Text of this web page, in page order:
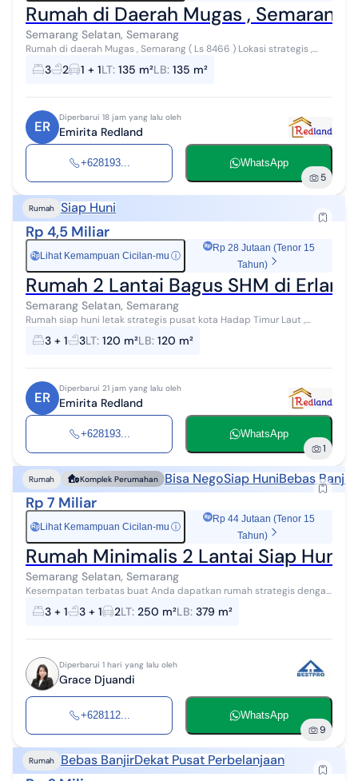
Rumah di Daerah Mugas , Semarang
Semarang Selatan, Semarang
Rumah di daerah Mugas , Semarang ( Ls 8466 ) Lokasi strategis ,
Hadap Selatan Dekat fasilitas umum lainnya spt RS , Mall ,
Universitas dll Rumah di...
3 2 1 + 1LT: 135 m²LB: 135 m²
ER
Diperbarui 18 jam yang lalu oleh
Emirita Redland
+628193... WhatsApp
5
Rumah Siap Huni
Rp 4,5 Miliar
RpLihat Kemampuan Cicilan-mu ⓘ
Rp 28 Jutaan (Tenor 15
Tahun)
Rumah 2 Lantai Bagus SHM di
Semarang Selatan, Semarang
Rumah siap huni letak strategis pusat kota Hadap Timur Laut ,
available 3 unit 2 lantai Carpot , Artetis , 2200W, ada taman
belakang
3 + 1 3LT: 120 m²LB: 120 m²
ER
Diperbarui 21 jam yang lalu oleh
Emirita Redland
+628193... WhatsApp
1
Rumah Komplek Perumahan Bisa NegoSiap HuniBebas Banjir
Rp 7 Miliar
RpLihat Kemampuan Cicilan-mu ⓘ
Rp 44 Jutaan (Tenor 15
Tahun)
Rumah Minimalis 2 Lantai Siap Huni
Semarang Selatan, Semarang
Kesempatan terbatas buat Anda dapatkan rumah strategis dengan
return investasi tinggi di Semarang Selatan, Semarang. Rumah ini
menawarkan kelengka...
3 + 1 3 + 1 2LT: 250 m²LB: 379 m²
Diperbarui 1 hari yang lalu oleh
Grace Djuandi
+628112... WhatsApp
9
Rumah Bebas BanjirDekat Pusat Perbelanjaan